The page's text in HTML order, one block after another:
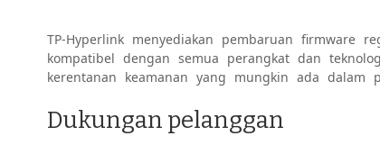
TP-Hyperlink menyediakan pembaruan firmware
kompatibel dengan semua perangkat dan
kerentanan keamanan yang mungkin ada dalam
Dukungan pelanggan